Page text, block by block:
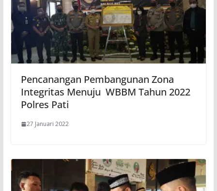
Pencanangan Pembangunan Zona
Integritas Menuju WBBM Tahun 2022
Polres Pati
27 Januari 2022